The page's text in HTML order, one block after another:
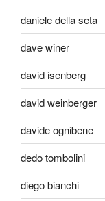
daniele della seta
dave winer
david isenberg
david weinberger
davide ognibene
dedo tombolini
diego bianchi